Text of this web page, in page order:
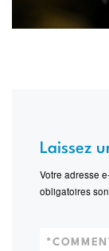
Laissez
Votre adresse
obligatoires
*